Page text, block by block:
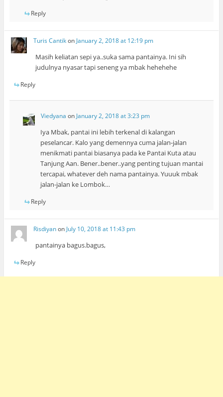
Reply
Turis Cantikon January 2, 2018 at 12:19 pm
Masih keliatan sepi ya..suka sama pantainya. Ini sih
judulnya nyasar tapi seneng ya mbak hehehehe
Reply
Viedyana on January 2, 2018 at 3:23 pm
Iya Mbak, pantai ini lebih terkenal di kalangan
peselancar. Kalo yang demennya cuma jalan-jalan
menikmati pantai biasanya pada ke Pantai Kuta atau
Tanjung Aan. Bener..bener..yang penting tujuan mantai
tercapai, whatever deh nama pantainya. Yuuuk mbak
jalan-jalan ke Lombok…
Reply
Risdiyanon July 10, 2018 at 11:43 pm
pantainya bagus.bagus,
Reply